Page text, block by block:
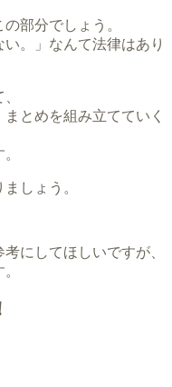
部分でしょう。
。」なんて法律はあり
とめを組み立てていく
しょう。
にしてほしいですが、